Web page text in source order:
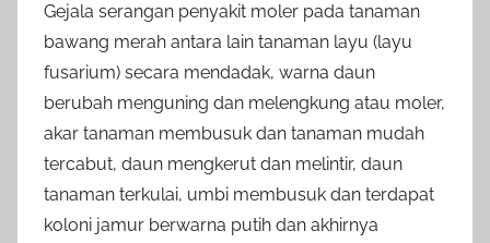
Gejala serangan penyakit moler pada tanaman
bawang merah antara lain tanaman layu (layu
fusarium) secara mendadak, warna daun
berubah menguning dan melengkung atau moler,
akar tanaman membusuk dan tanaman mudah
tercabut, daun mengkerut dan melintir, daun
tanaman terkulai, umbi membusuk dan terdapat
koloni jamur berwarna putih dan akhirnya